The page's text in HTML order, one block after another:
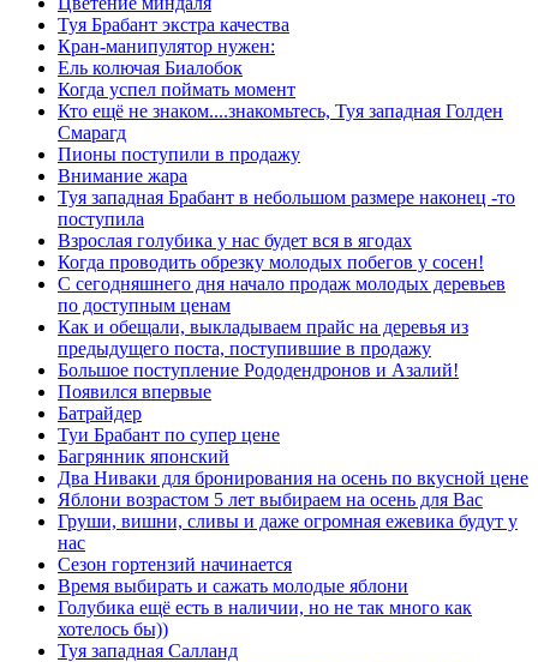
Туя Брабант экстра качества
Кран-манипулятор нужен:
Ель колючая Биалобок
Когда успел поймать момент
Кто ещё не знаком....знакомьтесь, Туя западная Голден
Смарагд
Пионы поступили в продажу
Внимание жара
Туя западная Брабант в небольшом размере наконец -то
поступила
Взрослая голубика у нас будет вся в ягодах
Когда проводить обрезку молодых побегов у сосен!
С сегодняшнего дня начало продаж молодых деревьев
по доступным ценам
Как и обещали, выкладываем прайс на деревья из
предыдущего поста, поступившие в продажу
Большое поступление Рододендронов и Азалий!
Появился впервые
Батрайдер
Туи Брабант по супер цене
Багрянник японский
Два Ниваки для бронирования на осень по вкусной цене
Яблони возрастом 5 лет выбираем на осень для Вас
Груши, вишни, сливы и даже огромная ежевика будут у
нас
Сезон гортензий начинается
Время выбирать и сажать молодые яблони
Голубика ещё есть в наличии, но не так много как
хотелось бы))
Туя западная Салланд